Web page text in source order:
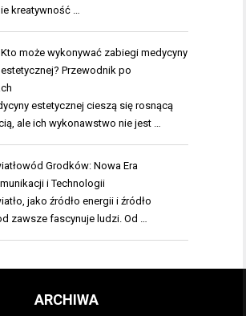
kreatywność …
Kto może wykonywać zabiegi medycyny
estetycznej? Przewodnik po
estetycznej cieszą się rosnącą
ale ich wykonawstwo nie jest …
Grodków: Nowa Era
i Technologii
jako źródło energii i źródło
zawsze fascynuje ludzi. Od …
ARCHIWA